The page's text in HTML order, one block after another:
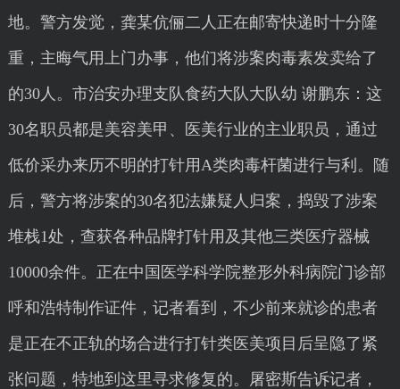
地。警方发觉，龚某伉俪二人正在邮寄快递时十分隆
重，主晦气用上门办事，他们将涉案肉毒素发卖给了
的30人。市治安办理支队食药大队大队幼 谢鹏东：这
30名职员都是美容美甲、医美行业的主业职员，通过
低价采办来历不明的打针用A类肉毒杆菌进行与利。随
后，警方将涉案的30名犯法嫌疑人归案，捣毁了涉案
堆栈1处，查获各种品牌打针用及其他三类医疗器械
10000余件。正在中国医学科学院整形外科病院门诊部
呼和浩特制作证件，记者看到，不少前来就诊的患者
是正在不正轨的场合进行打针类医美项目后呈隐了紧
张问题，特地到这里寻求修复的。屠密斯告诉记者，